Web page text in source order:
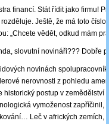
financí. Stát řídit jako firmu!
Ještě, že má toto číslo
„Chcete vědět, odkud mám
slovutní novináři??? Dobře
novinách
nerovnosti z pohledu
historický postup v zemědělství
vymoženost zapříčinil,
Leč v afrických zemích,